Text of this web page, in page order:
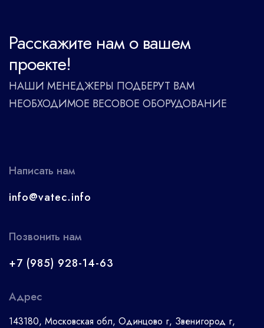
Расскажите нам о вашем
проекте!
НАШИ МЕНЕДЖЕРЫ ПОДБЕРУТ ВАМ
НЕОБХОДИМОЕ ВЕСОВОЕ ОБОРУДОВАНИЕ
Написать нам
info@vatec.info
Позвонить нам
+7 (985) 928-14-63
Адрес
143180, Московская обл, Одинцово г, Звенигород г,